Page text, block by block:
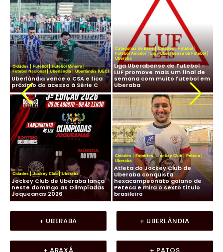
Cidades| Futebol| Futebol Mineiro|
Futebol Nacional| Uberlândia Uberlândia (UEC)
Uberlândia vence o CSA e fica
próximo do acesso à Série C
Categorias de Base| Cidades| Futebol|
Futebol Amador| Liga Uberabense de Futebol|
Uberaba
Liga Uberabense de Futebol –
LUF promove mais um final de
semana com muito futebol em
Uberaba
Cidades| Jockey Club| Uberaba
Jockey Club de Uberaba lança
neste domingo as Olimpíadas
Joqueanas 2026
Cidades| Esportes| Jockey Club| Peteca|
Uberaba
Atleta do Jockey Club de
Uberaba conquista
hexacampeonato goiano de
Peteca e mira o sexto título
brasileiro
+ UBERABA + UBERLÂNDIA